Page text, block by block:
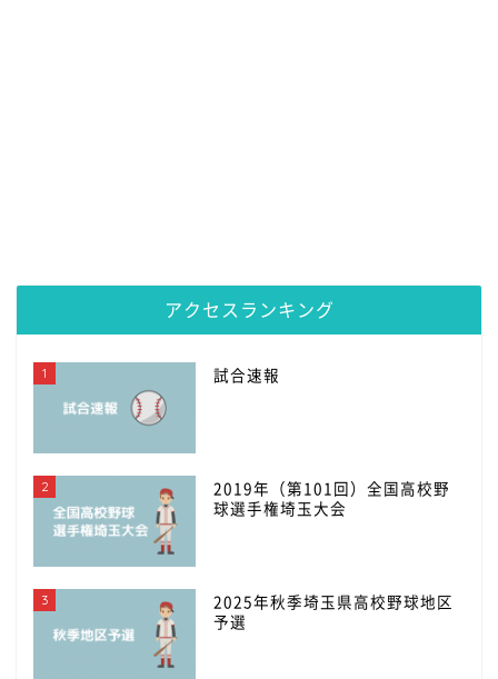
アクセスランキング
1 試合速報
2
2019年（第101回）全国高校野
球選手権埼玉大会
3
2025年秋季埼玉県高校野球地区
予選